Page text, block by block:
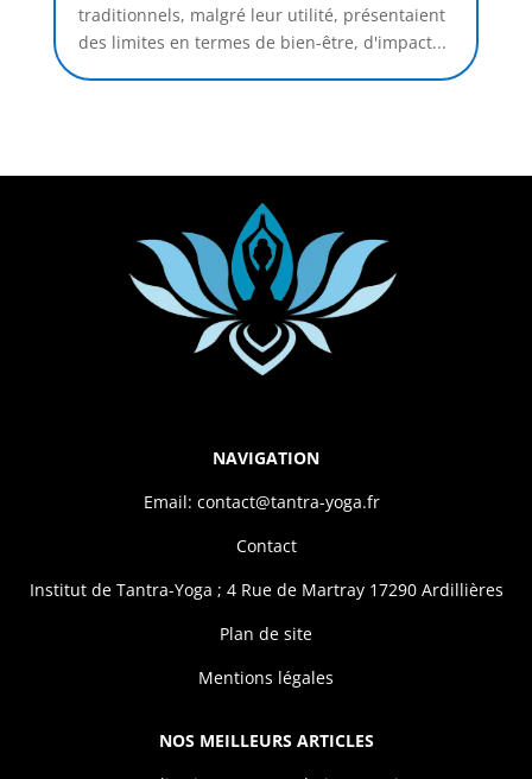
traditionnels, malgré leur utilité, présentaient
des limites en termes de bien-être, d'impact...
NAVIGATION
Email: contact@tantra-yoga.fr
Contact
Institut de Tantra-Yoga ; 4 Rue de Martray 17290 Ardillières
Plan de site
Mentions légales
NOS MEILLEURS ARTICLES